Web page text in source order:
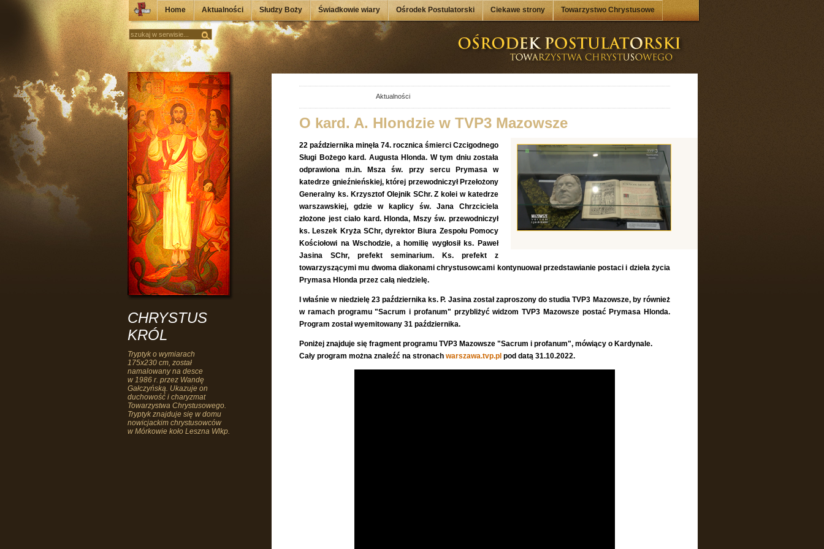
Home Aktualności Słudzy Boży Świadkowie wiary Ośrodek Postulatorski Ciekawe strony Towarzystwo Chrystusowe
CHRYSTUS
KRÓL
Tryptyk o wymiarach
175x230 cm, został
namalowany na desce
w 1986 r. przez Wandę
Gałczyńską. Ukazuje on
duchowość i charyzmat
Towarzystwa Chrystusowego.
Tryptyk znajduje się w domu
nowicjackim chrystusowców
w Mórkowie koło Leszna Wlkp.
Aktualności
O kard. A. Hlondzie w TVP3 Mazowsze
22 października minęła 74. rocznica śmierci Czcigodnego
Sługi Bożego kard. Augusta Hlonda. W tym dniu została
odprawiona m.in. Msza św. przy sercu Prymasa w
katedrze gnieźnieńskiej, której przewodniczył Przełożony
Generalny ks. Krzysztof Olejnik SChr. Z kolei w katedrze
warszawskiej, gdzie w kaplicy św. Jana Chrzciciela
złożone jest ciało kard. Hlonda, Mszy św. przewodniczył
ks. Leszek Kryża SChr, dyrektor Biura Zespołu Pomocy
Kościołowi na Wschodzie, a homilię wygłosił ks. Paweł
Jasina SChr, prefekt seminarium. Ks. prefekt z
towarzyszącymi mu dwoma diakonami chrystusowcami kontynuował przedstawianie postaci i dzieła życia
Prymasa Hlonda przez całą niedzielę.
I właśnie w niedzielę 23 października ks. P. Jasina został zaproszony do studia TVP3 Mazowsze, by również
w ramach programu "Sacrum i profanum" przybliżyć widzom TVP3 Mazowsze postać Prymasa Hlonda.
Program został wyemitowany 31 października.
Poniżej znajduje się fragment programu TVP3 Mazowsze "Sacrum i profanum", mówiący o Kardynale.
Cały program można znaleźć na stronach warszawa.tvp.pl pod datą 31.10.2022.